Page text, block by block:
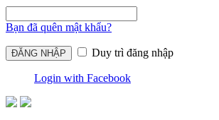
Bạn đã quên mật khẩu?
Duy trì đăng nhập
Login with Facebook